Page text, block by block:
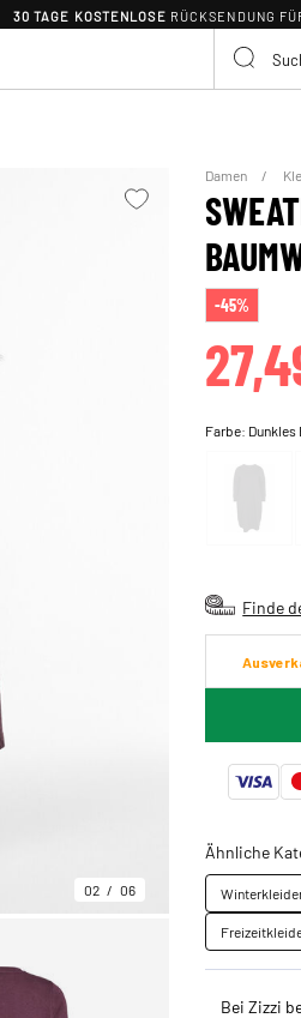
30 TAGE KOSTENLOSE RÜCKSENDUNG
02 06
Damen
-45%
Farbe:
Finde
Ähnliche
Bei Zizzi